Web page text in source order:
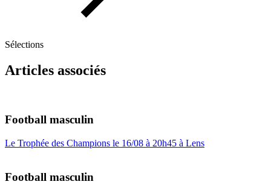
Sélections
Articles associés
Football masculin
Le Trophée des Champions le 16/08 à 20h45 à Lens
Football masculin